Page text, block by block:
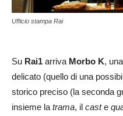
Ufficio stampa Rai
Su Rai1 arriva Morbo K,
delicato (quello di una
storico preciso (la seconda
insieme la trama, il caste